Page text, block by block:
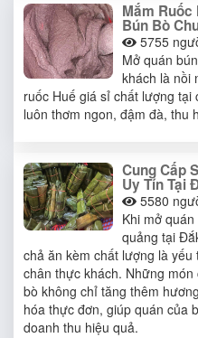
Mắm Ruốc
Bún Bò
5755
Mở quán
khách là nồi
ruốc Huế giá sỉ chất lượng tại
luôn thơm ngon, đậm đà, thu
Cung Cấp
Uy Tín Tại
5580
Khi mở
quảng tại
chả ăn kèm chất lượng là
chân thực khách. Những
bò không chỉ tăng thêm
hóa thực đơn, giúp quán của
doanh thu hiệu quả.